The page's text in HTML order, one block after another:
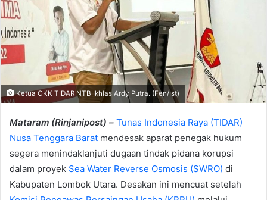
Ketua OKK TIDAR NTB Ikhlas Ardy Putra. (Fen/Ist)
Mataram (Rinjanipost) – Tunas Indonesia Raya (TIDAR)
Nusa Tenggara Barat mendesak aparat penegak hukum
segera menindaklanjuti dugaan tindak pidana korupsi
dalam proyek Sea Water Reverse Osmosis (SWRO) di
Kabupaten Lombok Utara. Desakan ini mencuat setelah